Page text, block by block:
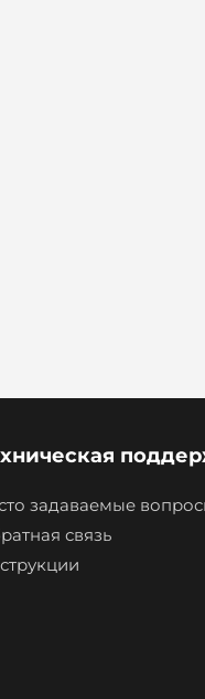
задаваемые
связь